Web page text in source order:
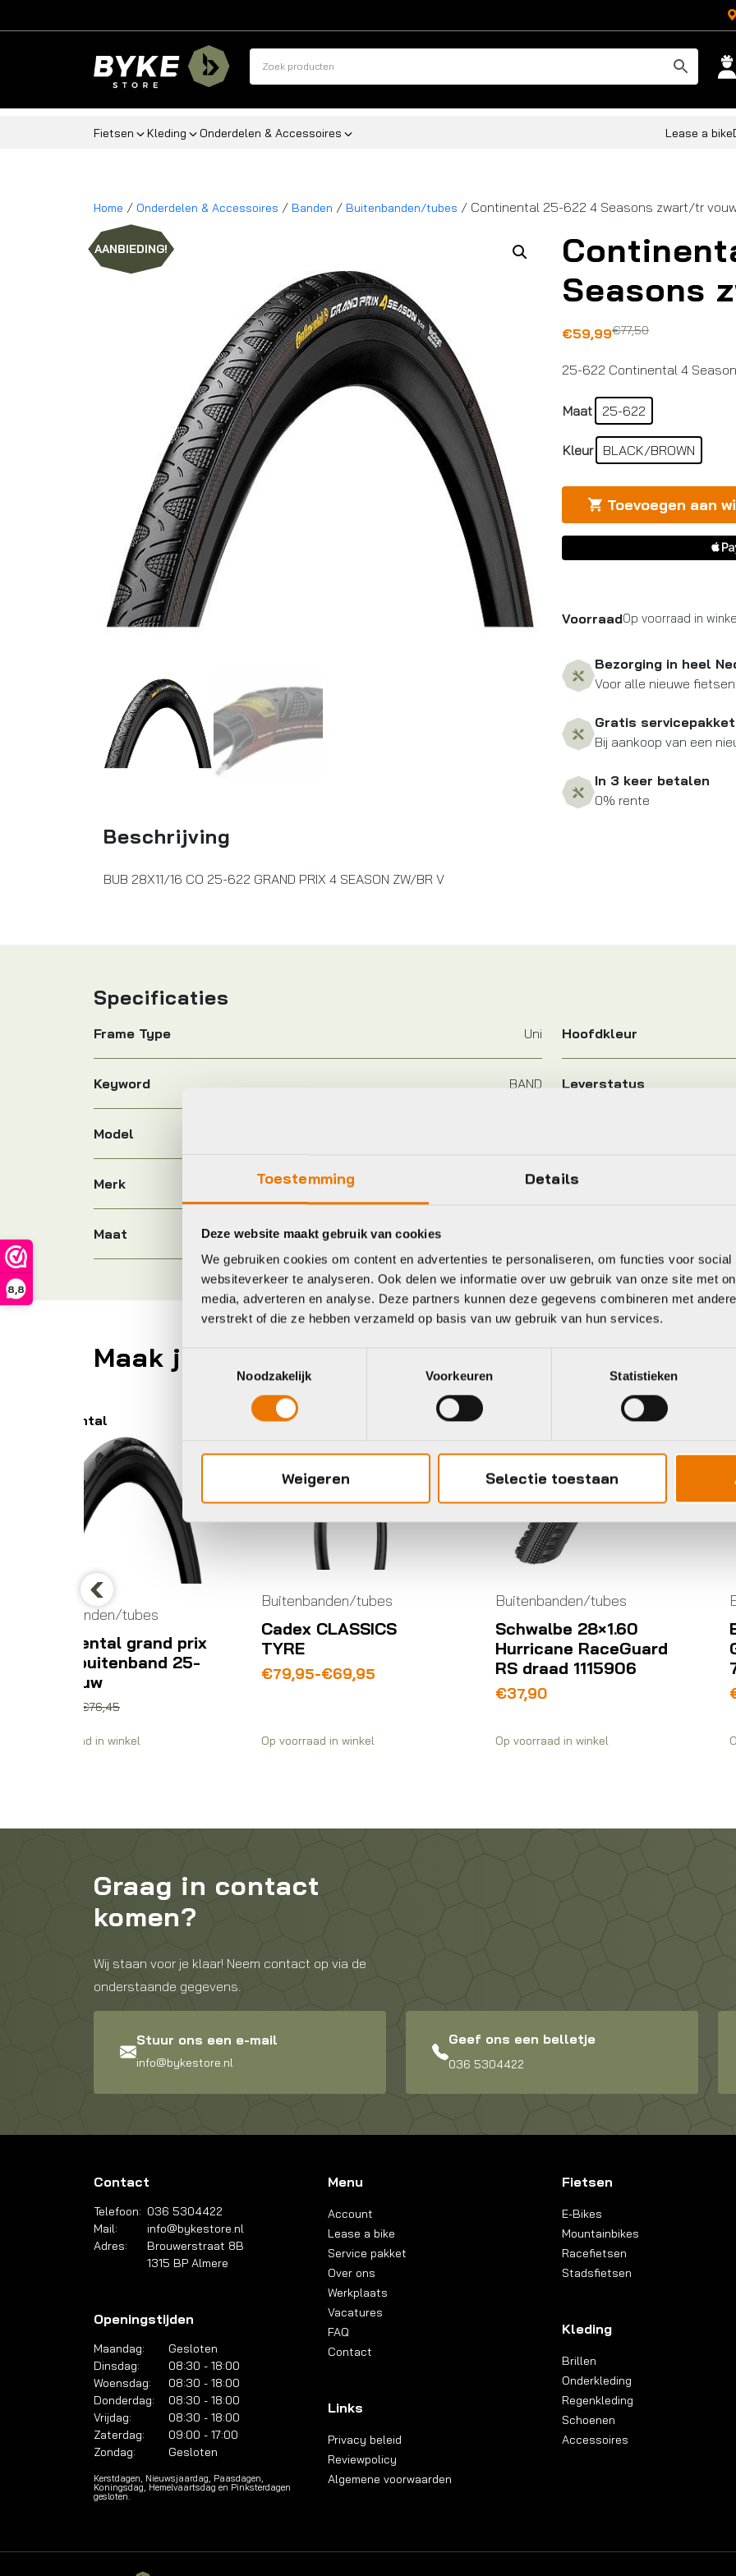
Toestemming Details
Deze website maakt gebruik van cookies
We gebruiken cookies om content en advertenties te personaliseren, om functies voor social
websiteverkeer te analyseren. Ook delen we informatie over uw gebruik van onze site met
media, adverteren en analyse. Deze partners kunnen deze gegevens combineren met
verstrekt of die ze hebben verzameld op basis van uw gebruik van hun services.
Noodzakelijk
Voorkeuren Statistieken
Weigeren Selectie toestaan
8,8
Fietsen Kleding Onderdelen & Accessoires Lease a bike
Home / Onderdelen & Accessoires / Banden / Buitenbanden/tubes / Continental 25-622 4 Seasons zwart/tr
AANBIEDING!
Beschrijving
BUB 28X11/16 CO 25-622 GRAND PRIX 4 SEASON ZW/BR V
Seasons
€77,50
Oorspronkelijke
was:
€77,50.
€59,99
Huidige
is:
€59,99.
25-622 Continental 4
Maat 25-622
Kleur BLACK/BROWN
Toevoegen aan
VoorraadOp voorraad in
Bezorging in heel
Voor alle nieuwe fietsen
Gratis servicepakket
Bij aankoop van een
In 3 keer betalen
0% rente
Specificaties
Frame Type Uni Hoofdkleur
Keyword BAND Leverstatus
Model
Merk Continental Jaar
Maat
Maak je fiets compleet
Previous
TYRE
€69,95
-
€79,95
Prijsklasse:
tot
Op voorraad in winkel
Buitenbanden/tubes
Schwalbe 28×1.60
Hurricane RaceGuard
RS draad 1115906
Op voorraad in winkel
Bontrager
Buitenbanden/tubes
Bontrager
GR1 Team Issue
700x40c
Op voorraad in winkel
Graag in contact
komen?
Wij staan voor je klaar! Neem contact op via de
onderstaande gegevens.
Stuur ons een e-mail
info@bykestore.nl
Geef ons een belletje
036 5304422
Contact
Telefoon: 036 5304422
Mail:
info@bykestore.nl
Adres:
Brouwerstraat 8B
1315 BP Almere
Openingstijden
Maandag:
Gesloten
Dinsdag:
08:30 - 18:00
Woensdag:
08:30 - 18:00
Donderdag:
08:30 - 18:00
Vrijdag:
08:30 - 18:00
Zaterdag:
09:00 - 17:00
Zondag:
Gesloten
Kerstdagen, Nieuwsjaardag, Paasdagen,
Koningsdag, Hemelvaartsdag en Pinksterdagen
gesloten.
Menu
Account
Lease a bike
Service pakket
Over ons
Werkplaats
Vacatures
FAQ
Contact
Links
Privacy beleid
Reviewpolicy
Algemene voorwaarden
Fietsen
E-Bikes
Mountainbikes
Racefietsen
Stadsfietsen
Kleding
Brillen
Onderkleding
Regenkleding
Schoenen
Accessoires